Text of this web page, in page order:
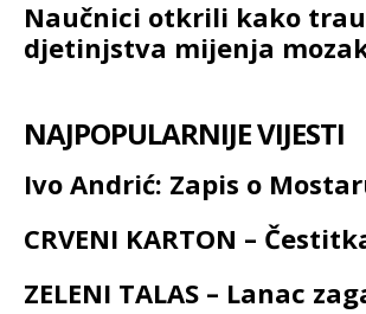
Naučnici otkrili kako
djetinjstva mijenja
NAJPOPULARNIJE VIJESTI
Ivo Andrić: Zapis o
CRVENI KARTON –
ZELENI TALAS – Lanac